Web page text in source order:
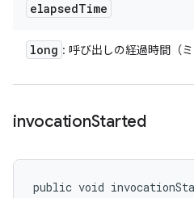
elapsedTime
long : 呼び出しの経過時間（ミ
invocationStarted
public void